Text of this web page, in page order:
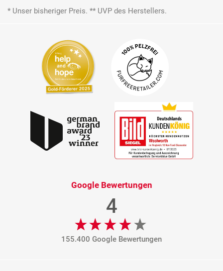
* Unser bisheriger Preis. ** UVP des Herstellers.
Google Bewertungen
4
155.400 Google Bewertungen